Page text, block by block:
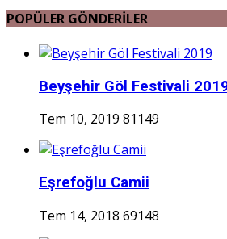
POPÜLER GÖNDERİLER
Beyşehir Göl Festivali
Tem 10, 2019 81149
Eşrefoğlu Camii
Tem 14, 2018 69148